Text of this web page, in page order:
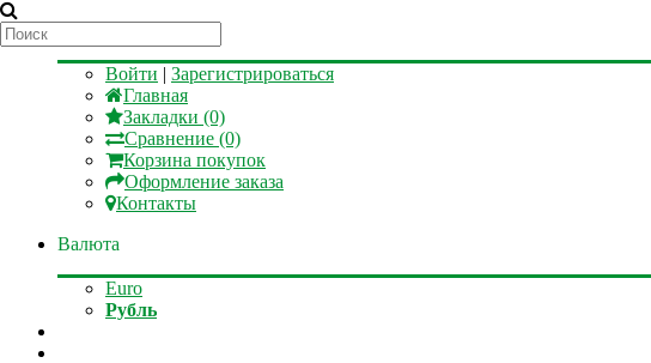
Мой аккаунт
Войти | Зарегистрироваться
Главная
Закладки (0)
Сравнение (0)
Корзина покупок
Оформление заказа
Контакты
Валюта
Euro
Рубль